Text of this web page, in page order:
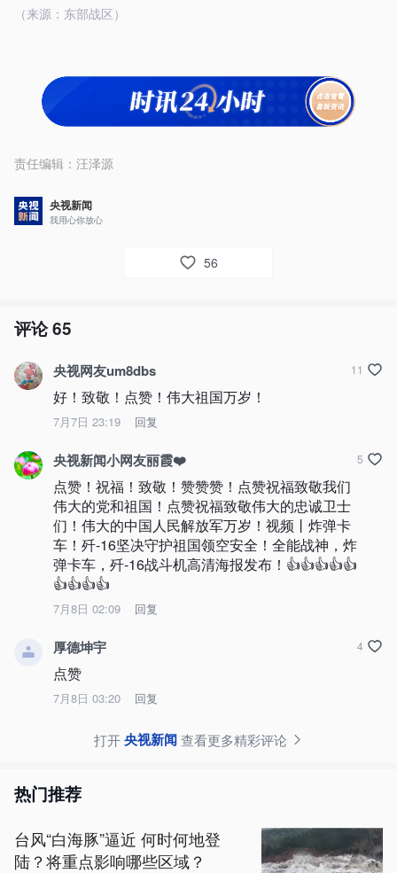
（来源：东部战区）
责任编辑： 汪泽源
央视新闻
我用心你放心
56
评论65
央视网友um8dbs
好！致敬！点赞！伟大祖国万岁！
7月7日 23:19 回复
11
央视新闻小网友丽霞❤️
点赞！祝福！致敬！赞赞赞！点赞祝福致敬我们
伟大的党和祖国！点赞祝福致敬伟大的忠诚卫士
们！伟大的中国人民解放军万岁！视频丨炸弹卡
车！歼-16坚决守护祖国领空安全！全能战神，炸
弹卡车，歼-16战斗机高清海报发布！👍👍👍👍👍
👍👍👍👍
7月8日 02:09 回复
5
厚德坤宇
点赞
7月8日 03:20 回复
4
打开央视新闻查看更多精彩评论
热门推荐
台风“白海豚”逼近 何时何地登
陆？将重点影响哪些区域？